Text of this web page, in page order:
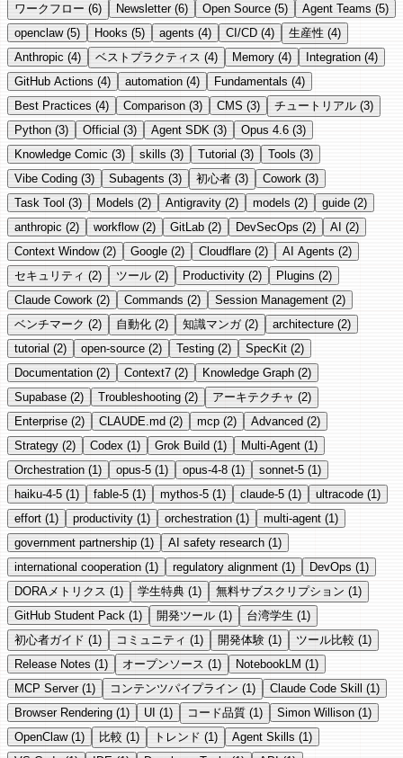
ワークフロー (6) Newsletter (6) Open Source (5) Agent Teams (5)
openclaw (5) Hooks (5) agents (4) CI/CD (4) 生産性 (4)
Anthropic (4) ベストプラクティス (4) Memory (4) Integration (4)
GitHub Actions (4) automation (4) Fundamentals (4)
Best Practices (4) Comparison (3) CMS (3) チュートリアル (3)
Python (3) Official (3) Agent SDK (3) Opus 4.6 (3)
Knowledge Comic (3) skills (3) Tutorial (3) Tools (3)
Vibe Coding (3) Subagents (3) 初心者 (3) Cowork (3)
Task Tool (3) Models (2) Antigravity (2) models (2) guide (2)
anthropic (2) workflow (2) GitLab (2) DevSecOps (2) AI (2)
Context Window (2) Google (2) Cloudflare (2) AI Agents (2)
セキュリティ (2) ツール (2) Productivity (2) Plugins (2)
Claude Cowork (2) Commands (2) Session Management (2)
ベンチマーク (2) 自動化 (2) 知識マンガ (2) architecture (2)
tutorial (2) open-source (2) Testing (2) SpecKit (2)
Documentation (2) Context7 (2) Knowledge Graph (2)
Supabase (2) Troubleshooting (2) アーキテクチャ (2)
Enterprise (2) CLAUDE.md (2) mcp (2) Advanced (2)
Strategy (2) Codex (1) Grok Build (1) Multi-Agent (1)
Orchestration (1) opus-5 (1) opus-4-8 (1) sonnet-5 (1)
haiku-4-5 (1) fable-5 (1) mythos-5 (1) claude-5 (1) ultracode (1)
effort (1) productivity (1) orchestration (1) multi-agent (1)
government partnership (1) AI safety research (1)
international cooperation (1) regulatory alignment (1) DevOps (1)
DORAメトリクス (1) 学生特典 (1) 無料サブスクリプション (1)
GitHub Student Pack (1) 開発ツール (1) 台湾学生 (1)
初心者ガイド (1) コミュニティ (1) 開発体験 (1) ツール比較 (1)
Release Notes (1) オープンソース (1) NotebookLM (1)
MCP Server (1) コンテンツパイプライン (1) Claude Code Skill (1)
Browser Rendering (1) UI (1) コード品質 (1) Simon Willison (1)
OpenClaw (1) 比較 (1) トレンド (1) Agent Skills (1)